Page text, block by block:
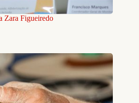
Zara Figueiredo